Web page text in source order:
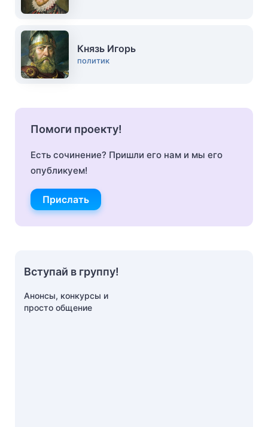
Князь Игорь
политик
Помоги проекту!
Есть сочинение? Пришли его нам и мы его
опубликуем!
Прислать
Вступай в группу!
Анонсы, конкурсы и
просто общение